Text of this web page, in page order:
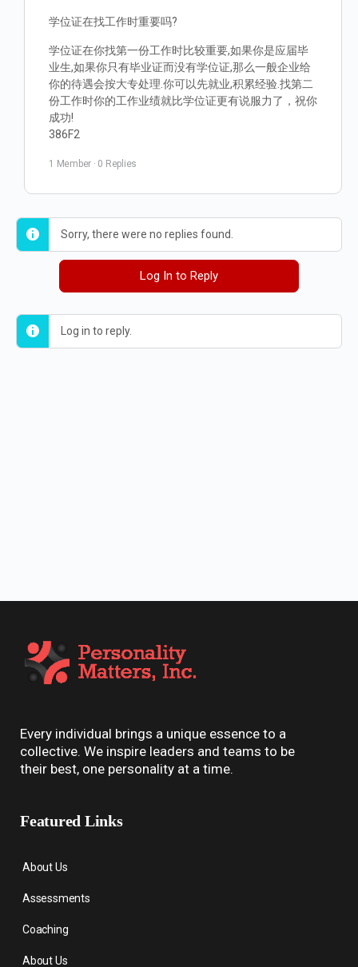
学位证在找工作时重要吗?
学位证在你找第一份工作时比较重要,如果你是应届毕
业生,如果你只有毕业证而没有学位证,那么一般企业给
你的待遇会按大专处理.你可以先就业,积累经验.找第二
份工作时你的工作业绩就比学位证更有说服力了，祝你
成功!
386F2
1 Member · 0 Replies
Sorry, there were no replies found.
Log In to Reply
Log in to reply.
Every individual brings a unique essence to a
collective. We inspire leaders and teams to be
their best, one personality at a time.
Featured Links
About Us
Assessments
Coaching
About Us